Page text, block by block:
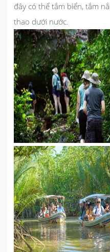
đây có thể tắm biển, tắm
thao dưới nước.